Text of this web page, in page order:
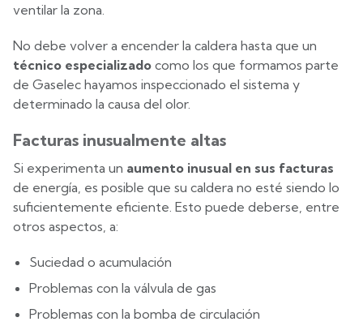
ventilar la zona.
No debe volver a encender la caldera hasta que un
técnico especializado como los que formamos parte
de Gaselec hayamos inspeccionado el sistema y
determinado la causa del olor.
Facturas inusualmente altas
Si experimenta un aumento inusual en sus facturas
de energía, es posible que su caldera no esté siendo lo
suficientemente eficiente. Esto puede deberse, entre
otros aspectos, a:
Suciedad o acumulación
Problemas con la válvula de gas
Problemas con la bomba de circulación